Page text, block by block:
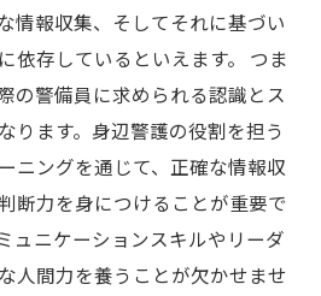
情報収集、そしてそれに基づい
依存しているといえます。 つま
の警備員に求められる認識とス
ります。身辺警護の役割を担う
ニングを通じて、正確な情報収
断力を身につけることが重要で
ュニケーションスキルやリーダ
人間力を養うことが欠かせませ